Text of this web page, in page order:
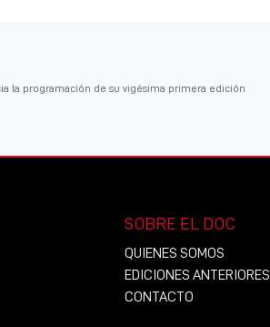
la programación de su vigésima primera edición
SOBRE EL DOC
QUIENES SOMOS
EDICIONES ANTERIORES
CONTACTO